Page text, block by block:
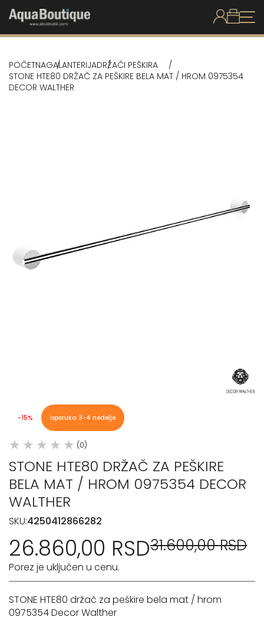
POČETNAGALANTERIJADRŽAČI PEŠKIRA
STONE HTE80 DRŽAČ ZA PEŠKIRE BELA MAT / HROM 0975354
DECOR WALTHER
-15% Isporuka 3-4 nedelje
(0)
STONE HTE80 DRŽAČ ZA PEŠKIRE
BELA MAT / HROM 0975354 DECOR
WALTHER
SKU:4250412866282
26.860,00 RSD31.600,00 RSD
Porez je uključen u cenu.
STONE HTE80 držač za peškire bela mat / hrom
0975354 Decor Walther